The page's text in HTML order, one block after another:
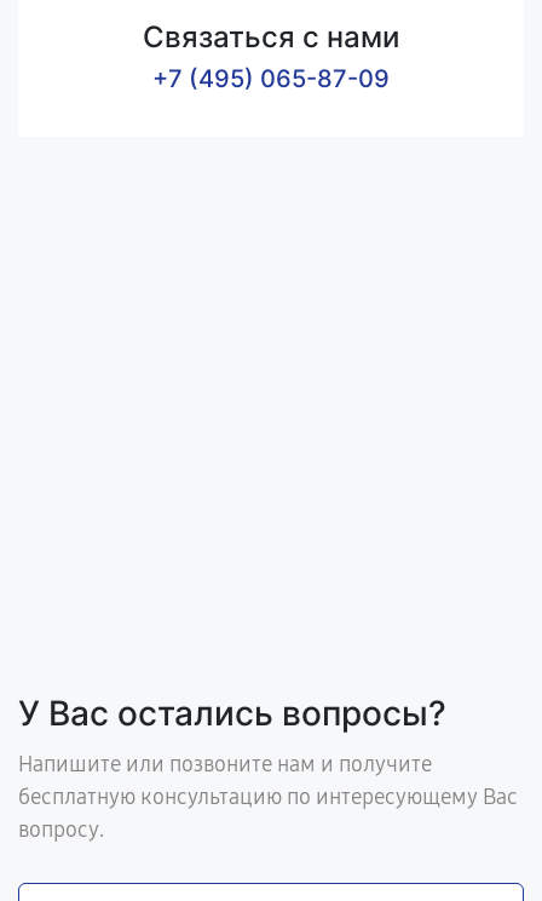
Связаться с нами
+7 (495) 065-87-09
У Вас остались вопросы?
Напишите или позвоните нам и получите
бесплатную консультацию по интересующему Вас
вопросу.